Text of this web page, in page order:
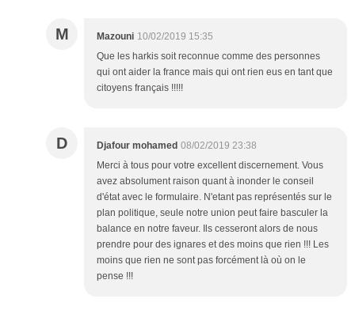
M Mazouni 10/02/2019 15:35
Que les harkis soit reconnue comme des personnes
qui ont aider la france mais qui ont rien eus en tant que
citoyens français !!!!!
D Djafour mohamed 08/02/2019 23:38
Merci à tous pour votre excellent discernement. Vous
avez absolument raison quant à inonder le conseil
d'état avec le formulaire. N'etant pas représentés sur le
plan politique, seule notre union peut faire basculer la
balance en notre faveur. Ils cesseront alors de nous
prendre pour des ignares et des moins que rien !!! Les
moins que rien ne sont pas forcément là où on le
pense !!!